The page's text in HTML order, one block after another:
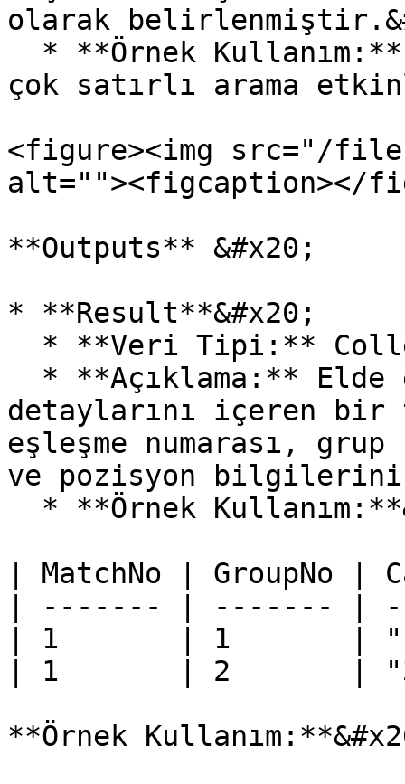
olarak
çok satırlı arama
<figure><img src="/files/
alt=""><figcaption></
**Outputs** &#x20;
* **Result**&#x20;
detaylarını içeren bir
eşleşme numarası,
ve pozisyon
| MatchNo | GroupNo
| ------- | ------- |
| 1       | 1       |
| 1       | 2       |
**Örnek